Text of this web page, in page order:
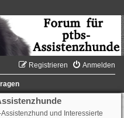
Anmelden
Registrieren
und Interessierte